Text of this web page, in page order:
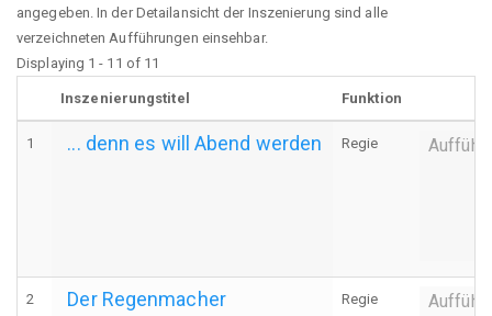
angegeben. In der Detailansicht der Inszenierung sind alle
verzeichneten Aufführungen einsehbar.
Displaying 1 - 11 of 11
Inszenierungstitel Funktion
1 ... denn es will Abend werden Regie
2 Der Regenmacher Regie